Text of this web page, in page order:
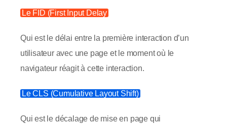
Le FID (First Input Delay
Qui est le délai entre la première interaction d’un
utilisateur avec une page et le moment où le
navigateur réagit à cette interaction.
Le CLS (Cumulative Layout Shift)
Qui est le décalage de mise en page qui